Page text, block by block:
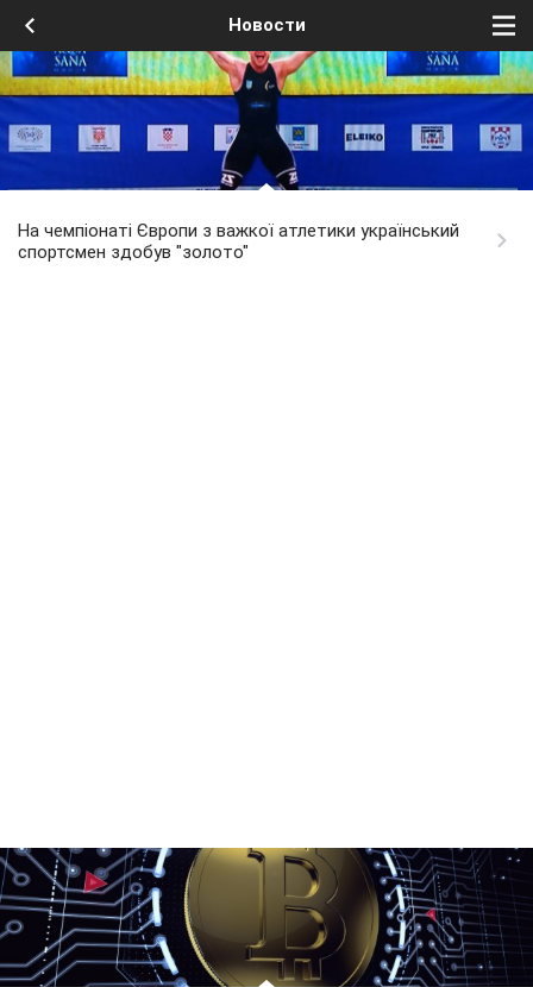
Новости
На чемпіонаті Європи з важкої атлетики український
спортсмен здобув "золото"